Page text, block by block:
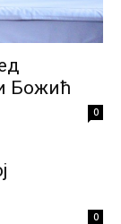
Божић
0
0